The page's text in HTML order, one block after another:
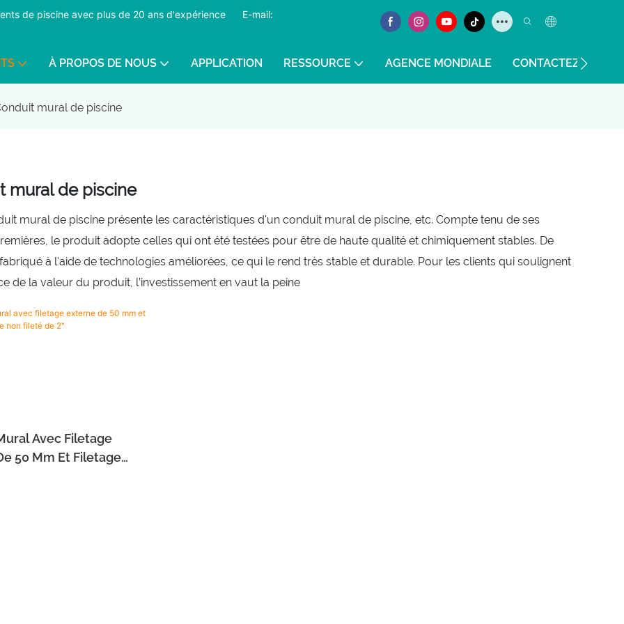
de piscine avec plus de 20 ans d'expérience
E-mail:
À PROPOS DE NOUS APPLICATION RESSOURCE AGENCE MONDIALE CONTACTEZ-NOUS
mural de piscine
mural de piscine
mural de piscine présente les caractéristiques d'un conduit mural de piscine, etc. Compte tenu de ses
le produit adopte celles qui ont été testées pour être de haute qualité et chimiquement stables. De
à l'aide de technologies améliorées, ce qui le rend très stable et durable. Pour les clients qui soulignent
de la valeur du produit, l’investissement en vaut la peine
Avec Filetage
50 Mm Et Filetage